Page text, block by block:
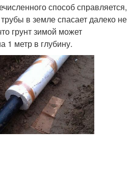
способ справляется,
в земле спасает далеко не
грунт зимой может
1 метр в глубину.